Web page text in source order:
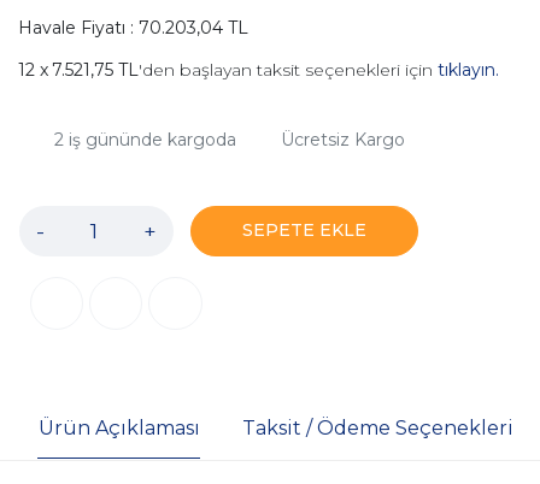
Havale Fiyatı : 70.203,04 TL
7.521,75 TL'den başlayan taksit seçenekleri için tıklayın.
2iş gününde kargoda Ücretsiz Kargo
- + SEPETE EKLE
Ürün Açıklaması Taksit / Ödeme Seçenekleri